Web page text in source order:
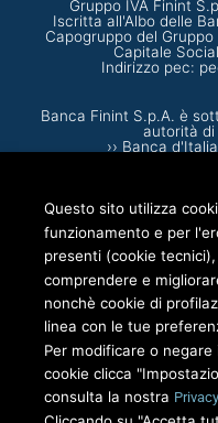
Gruppo IVA Finint
Iscritta all'Albo delle
Capogruppo del
Capitale
Indirizzo pec:
Banca Finint S.p.A. è
autorità di
›› Banca
›› Garante per la
gestione e la custodia
›› IVASS (Vigilanza
Iscritta all’Albo delle
tenuti dalla Banca
Intermediari
https://ruipubblico.ivass.it/rui-
Aderente al Fondo
Questo sito utilizza
funzionamento e per
presenti (cookie
comprendere e
nonchè cookie di
linea con le tue
Per modificare o
cookie clicca
consulta la nostra